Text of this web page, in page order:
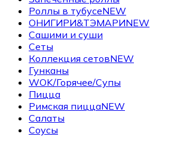
Роллы в тубусеNEW
ОНИГИРИ&ТЭМАРИNEW
Сашими и суши
Сеты
Коллекция сетовNEW
Гунканы
WOK/Горячее/Супы
Пицца
Римская пиццаNEW
Салаты
Соусы